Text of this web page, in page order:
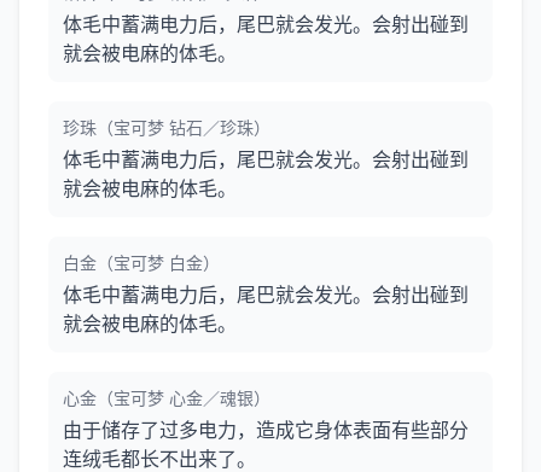
体毛中蓄满电力后，尾巴就会发光。会射出碰到
就会被电麻的体毛。
珍珠（宝可梦 钻石／珍珠）
体毛中蓄满电力后，尾巴就会发光。会射出碰到
就会被电麻的体毛。
白金（宝可梦 白金）
体毛中蓄满电力后，尾巴就会发光。会射出碰到
就会被电麻的体毛。
心金（宝可梦 心金／魂银）
由于储存了过多电力，造成它身体表面有些部分
连绒毛都长不出来了。